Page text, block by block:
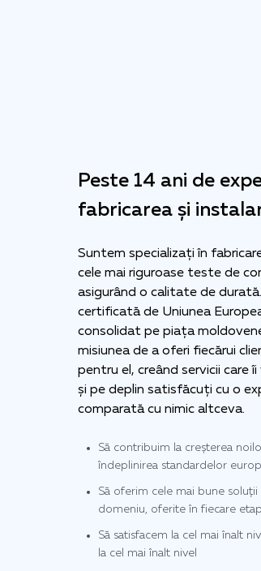
Peste 14 ani de
fabricarea și
Suntem specializați în
cele mai riguroase teste de
asigurând o calitate de
certificată de Uniunea
consolidat pe piața
misiunea de a oferi fiecărui
pentru el, creând servicii care
și pe deplin satisfăcuți cu o
comparată cu nimic altceva.
Să contribuim la creșterea
îndeplinirea standardelor
Să oferim cele mai bune
domeniu, oferite în fiecare
Să satisfacem la cel mai înalt
la cel mai înalt nivel